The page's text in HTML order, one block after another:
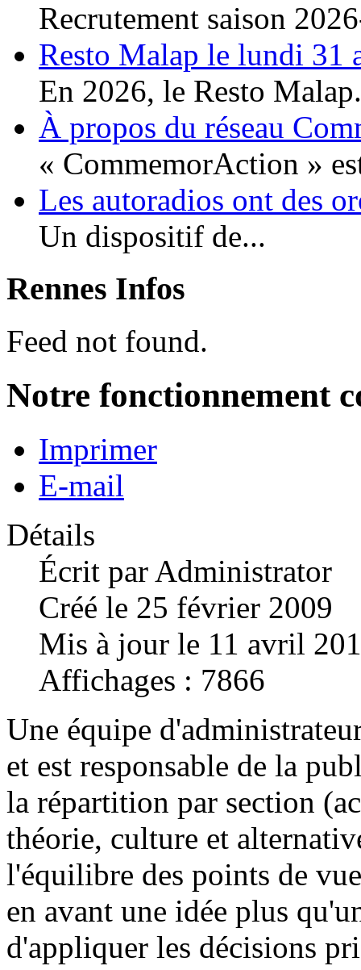
Recrutement saison
Resto Malap le lundi 31
En 2026, le Resto
À propos du réseau
« CommemorAction »
Les autoradios ont des
Un dispositif de...
Rennes Infos
Feed not found.
Notre fonctionnement
Imprimer
E-mail
Détails
Écrit par Administrator
Créé le 25 février 2009
Mis à jour le 11 avril
Affichages : 7866
Une équipe
et est responsable de la
la répartition par section
théorie, culture et
l'équilibre des points de
en avant une idée plus
d'appliquer les décisions